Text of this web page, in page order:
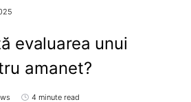
evaluarea unui
amanet?
4 minute read